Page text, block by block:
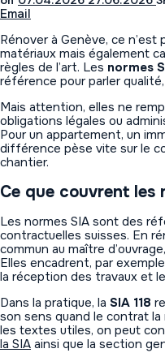
Email
Rénover à Genève, ce
matériaux mais également
règles de l’art. Les normes
référence pour parler
Mais attention, elles ne
obligations légales ou
Pour un appartement, un
différence pèse vite sur le
chantier.
Ce que couvrent les
Les normes SIA sont des
contractuelles suisses. En
commun au maître
Elles encadrent, par
la réception des travaux et
Dans la pratique, la SIA 118
son sens quand le contrat
les textes utiles, on peut
la SIA ainsi que la section